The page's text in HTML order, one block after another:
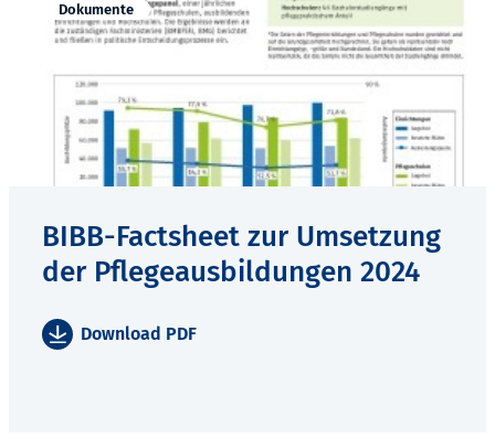
Dokumente
BIBB-Factsheet zur Umsetzung
der Pflegeausbildungen 2024
Download PDF